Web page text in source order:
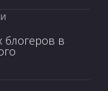
блогеров в